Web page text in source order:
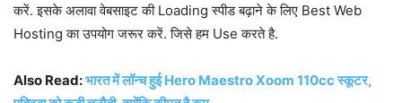
करें. इसके अलावा वेबसाइट की Loading स्पीड बढ़ाने के लिए Best Web
Hosting का उपयोग जरूर करें. जिसे हम Use करते है.
Also Read:भारत में लॉन्च हुई Hero Maestro Xoom 110cc स्कूटर,